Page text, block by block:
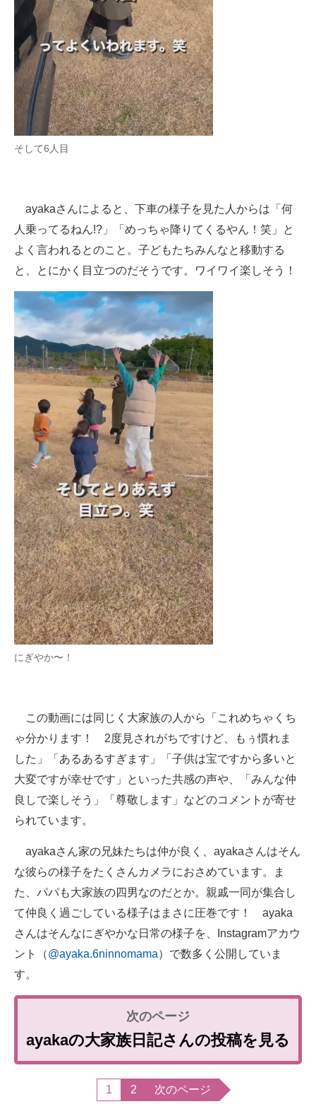
そして6人目
ayakaさんによると、下車の様子を見た人からは「何
人乗ってるねん!?」「めっちゃ降りてくるやん！笑」と
よく言われるとのこと。子どもたちみんなと移動する
と、とにかく目立つのだそうです。ワイワイ楽しそう！
にぎやか〜！
この動画には同じく大家族の人から「これめちゃくち
ゃ分かります！ 2度見されがちですけど、もぅ慣れま
した」「あるあるすぎます」「子供は宝ですから多いと
大変ですが幸せです」といった共感の声や、「みんな仲
良しで楽しそう」「尊敬します」などのコメントが寄せ
られています。
ayakaさん家の兄妹たちは仲が良く、ayakaさんはそん
な彼らの様子をたくさんカメラにおさめています。ま
た、パパも大家族の四男なのだとか。親戚一同が集合し
て仲良く過ごしている様子はまさに圧巻です！ ayaka
さんはそんなにぎやかな日常の様子を、Instagramアカウ
ント（@ayaka.6ninnomama）で数多く公開していま
す。
ayakaの大家族日記さんの投稿を見る
1 2 次のページ